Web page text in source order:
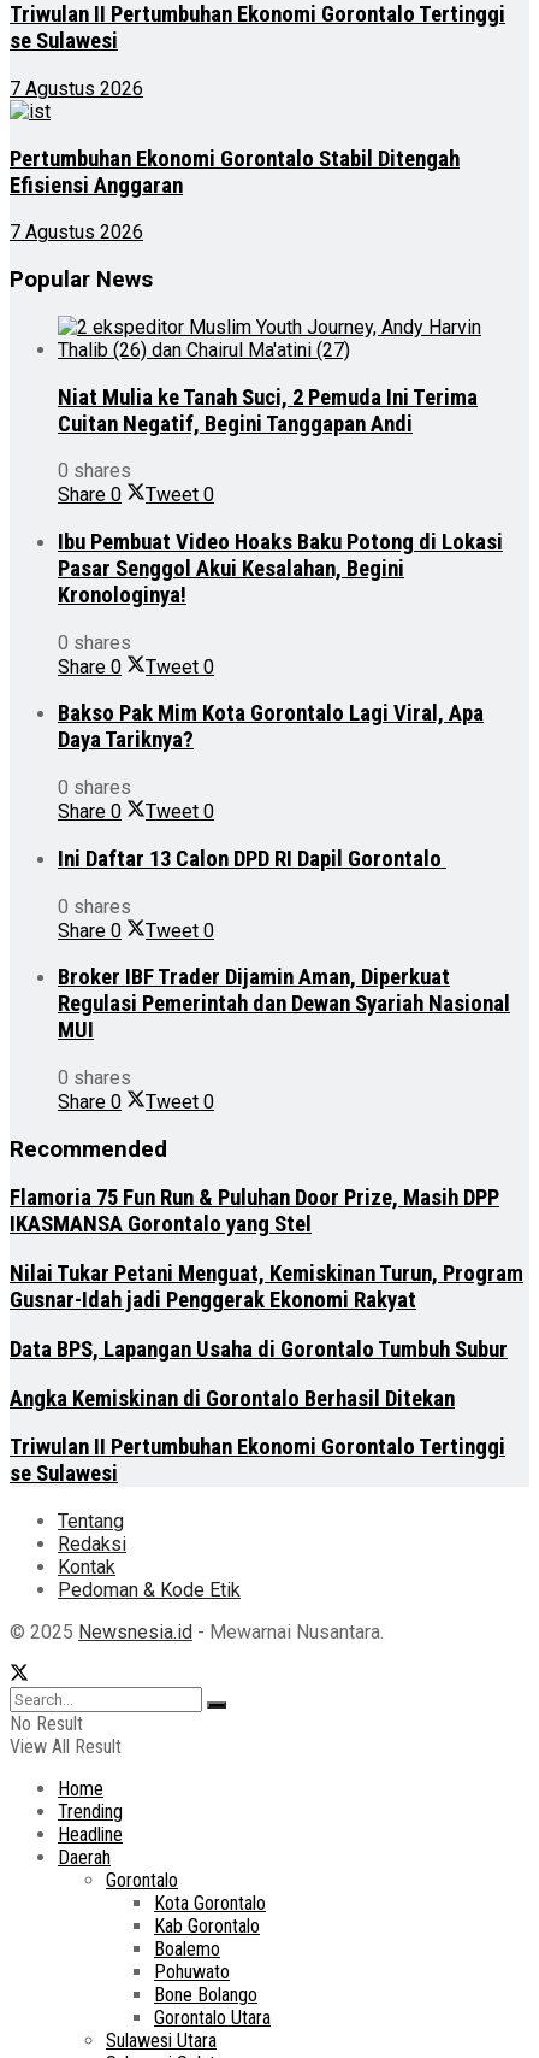
Triwulan II Pertumbuhan Ekonomi Gorontalo Tertinggi
se Sulawesi
7 Agustus 2026
Pertumbuhan Ekonomi Gorontalo Stabil Ditengah
Efisiensi Anggaran
7 Agustus 2026
Popular News
Niat Mulia ke Tanah Suci, 2 Pemuda Ini Terima
Cuitan Negatif, Begini Tanggapan Andi
0 shares
Share 0 Tweet 0
Ibu Pembuat Video Hoaks Baku Potong di Lokasi
Pasar Senggol Akui Kesalahan, Begini
Kronologinya!
0 shares
Share 0 Tweet 0
Bakso Pak Mim Kota Gorontalo Lagi Viral, Apa
Daya Tariknya?
0 shares
Share 0 Tweet 0
Ini Daftar 13 Calon DPD RI Dapil Gorontalo
0 shares
Share 0 Tweet 0
Broker IBF Trader Dijamin Aman, Diperkuat
Regulasi Pemerintah dan Dewan Syariah Nasional
MUI
0 shares
Share 0 Tweet 0
Recommended
Flamoria 75 Fun Run & Puluhan Door Prize, Masih DPP
IKASMANSA Gorontalo yang Stel
Nilai Tukar Petani Menguat, Kemiskinan Turun, Program
Gusnar-Idah jadi Penggerak Ekonomi Rakyat
Data BPS, Lapangan Usaha di Gorontalo Tumbuh Subur
Angka Kemiskinan di Gorontalo Berhasil Ditekan
Triwulan II Pertumbuhan Ekonomi Gorontalo Tertinggi
se Sulawesi
Tentang
Redaksi
Kontak
Pedoman & Kode Etik
© 2025 Newsnesia.id - Mewarnai Nusantara.
No Result
View All Result
Home
Trending
Headline
Daerah
Gorontalo
Kota Gorontalo
Kab Gorontalo
Boalemo
Pohuwato
Bone Bolango
Gorontalo Utara
Sulawesi Utara